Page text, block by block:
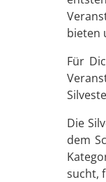
bieten
Für
Die
dem
sucht,